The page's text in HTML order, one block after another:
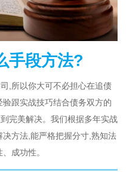
手段方法?
,所以你大可不必担心在追债
跟实战技巧结合债务双方的
完美解决。我们根据多年实战
方法,能严格把握分寸,熟知法
成功性。